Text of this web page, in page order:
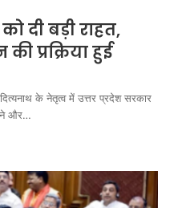
दी बड़ी राहत,
प्रक्रिया हुई
के नेतृत्व में उत्तर प्रदेश सरकार
और…